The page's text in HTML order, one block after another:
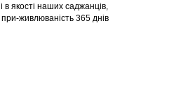
в якості наших саджанців,
при-живлюваність 365 днів